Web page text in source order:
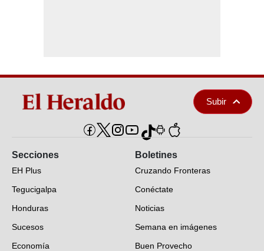
Subir
Secciones
EH Plus
Tegucigalpa
Honduras
Sucesos
Economía
Boletines
Cruzando Fronteras
Conéctate
Noticias
Semana en imágenes
Buen Provecho